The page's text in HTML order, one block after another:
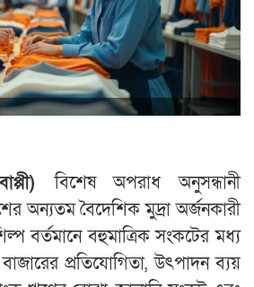
বিশেষ অপরাধ অনুসন্ধানী
অন্যতম বৈদেশিক মুদ্রা অর্জনকারী
বর্তমানে বহুমাত্রিক সংকটের মধ্য
বাজারের প্রতিযোগিতা, উৎপাদন ব্যয়